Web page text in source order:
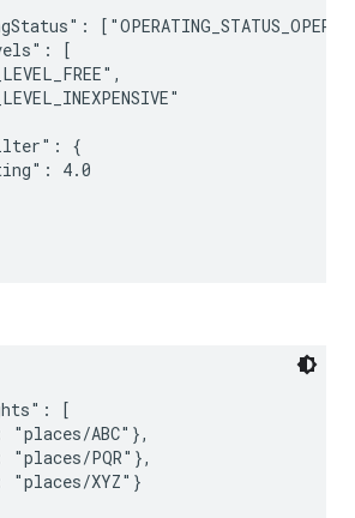
[
{
4.0
[
"places/ABC"},
"places/PQR"},
"places/XYZ"}